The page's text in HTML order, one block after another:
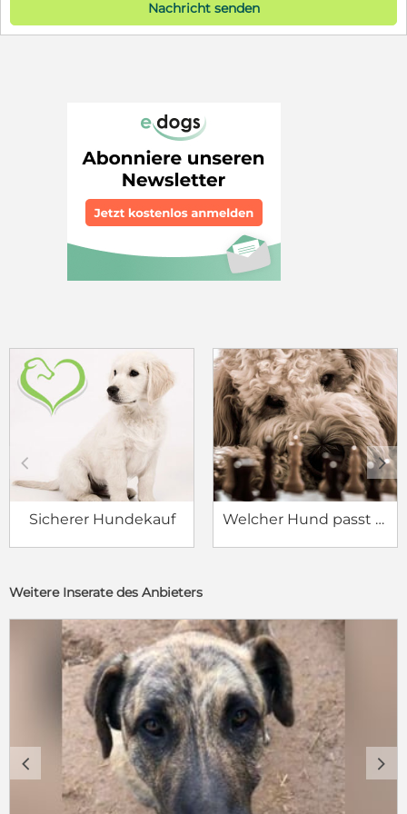
Nachricht senden
Sicherer Hundekauf Welcher Hund passt zu mir?
c d
Weitere Inserate des Anbieters
c d